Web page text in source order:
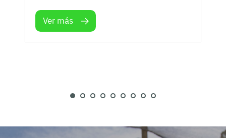
Ver más